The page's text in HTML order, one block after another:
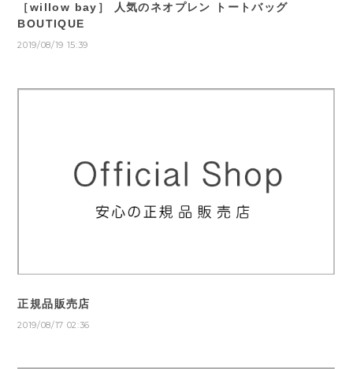
［willow bay］ 人気のネオプレン トートバッグ
BOUTIQUE
2019/08/19 15:39
正規品販売店
2019/08/17 02:36